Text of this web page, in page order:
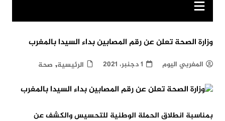
وزارة الصحة تعلن عن رقم المصابين بداء السيدا بالمغرب
المغربي اليوم 1 دجنبر، 2021 الرئيسية, صحة
بمناسبة انطلاق الحملة الوطنية للتحسيس والكشف عن